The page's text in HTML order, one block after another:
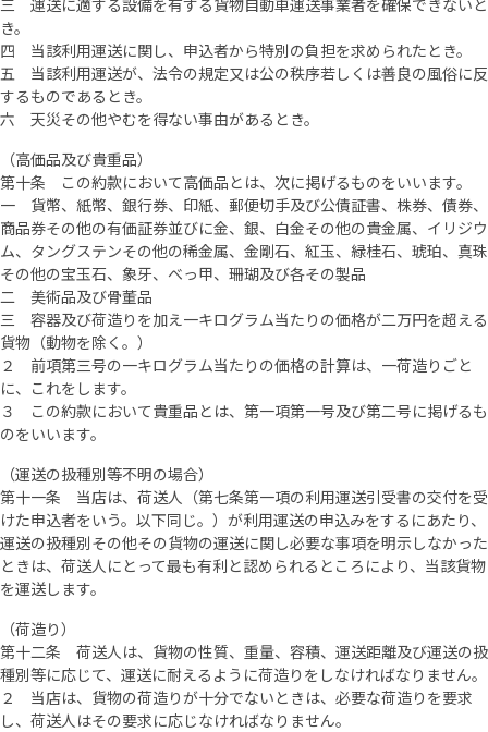
三 運送に適する設備を有する貨物自動車運送事業者を確保できないと
き。
四 当該利用運送に関し、申込者から特別の負担を求められたとき。
五 当該利用運送が、法令の規定又は公の秩序若しくは善良の風俗に反
するものであるとき。
六 天災その他やむを得ない事由があるとき。
（高価品及び貴重品）
第十条 この約款において高価品とは、次に掲げるものをいいます。
一 貨幣、紙幣、銀行券、印紙、郵便切手及び公債証書、株券、債券、
商品券その他の有価証券並びに金、銀、白金その他の貴金属、イリジウ
ム、タングステンその他の稀金属、金剛石、紅玉、緑桂石、琥珀、真珠
その他の宝玉石、象牙、べっ甲、珊瑚及び各その製品
二 美術品及び骨董品
三 容器及び荷造りを加え一キログラム当たりの価格が二万円を超える
貨物（動物を除く。）
２ 前項第三号の一キログラム当たりの価格の計算は、一荷造りごと
に、これをします。
３ この約款において貴重品とは、第一項第一号及び第二号に掲げるも
のをいいます。
（運送の扱種別等不明の場合）
第十一条 当店は、荷送人（第七条第一項の利用運送引受書の交付を受
けた申込者をいう。以下同じ。）が利用運送の申込みをするにあたり、
運送の扱種別その他その貨物の運送に関し必要な事項を明示しなかった
ときは、荷送人にとって最も有利と認められるところにより、当該貨物
を運送します。
（荷造り）
第十二条 荷送人は、貨物の性質、重量、容積、運送距離及び運送の扱
種別等に応じて、運送に耐えるように荷造りをしなければなりません。
２ 当店は、貨物の荷造りが十分でないときは、必要な荷造りを要求
し、荷送人はその要求に応じなければなりません。